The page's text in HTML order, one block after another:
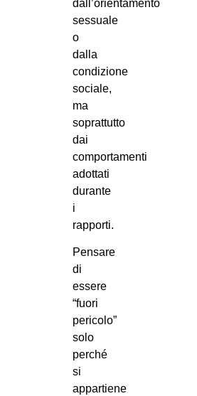
dall’orientamento
sessuale
o
dalla
condizione
sociale,
ma
soprattutto
dai
comportamenti
adottati
durante
i
rapporti.
Pensare
di
essere
“fuori
pericolo”
solo
perché
si
appartiene